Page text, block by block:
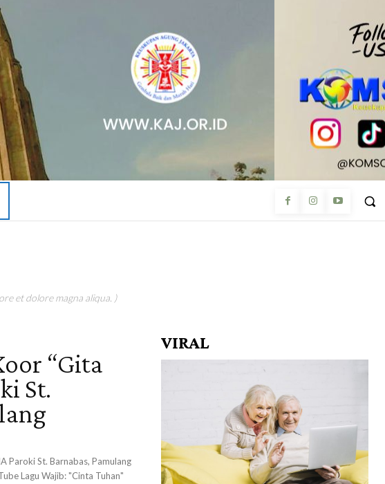
et dolore magna aliqua. )
“Gita
St.
Paroki St. Barnabas, Pamulang
Lagu Wajib: "Cinta Tuhan"
VIRAL